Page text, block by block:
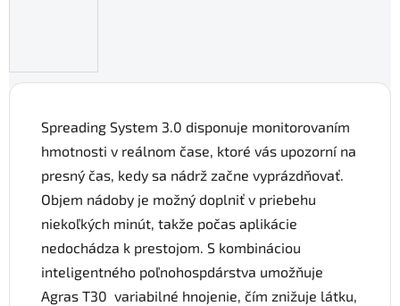
Spreading System 3.0 disponuje monitorovaním
hmotnosti v reálnom čase, ktoré vás upozorní na
presný čas, kedy sa nádrž začne vyprázdňovať.
Objem nádoby je možný doplniť v priebehu
niekoľkých minút, takže počas aplikácie
nedochádza k prestojom. S kombináciou
inteligentného poľnohospdárstva umožňuje
Agras T30 variabilné hnojenie, čím znižuje látku,